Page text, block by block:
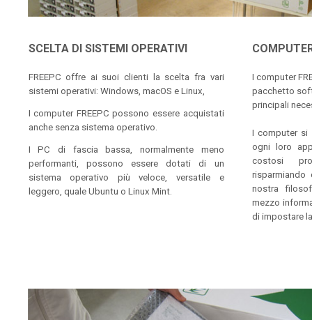
SCELTA DI SISTEMI OPERATIVI
FREEPC offre ai suoi clienti la scelta fra vari
sistemi operativi: Windows, macOS e Linux,
I computer FREEPC possono essere acquistati
anche senza sistema operativo.
I PC di fascia bassa, normalmente meno
performanti, possono essere dotati di un
sistema operativo più veloce, versatile e
leggero, quale Ubuntu o Linux Mint.
I computer
pacchetto
principali
I computer si
ogni loro
costosi
nostra
mezzo
di impostare